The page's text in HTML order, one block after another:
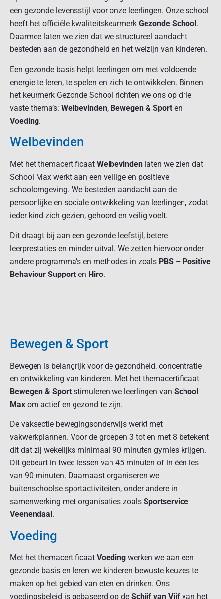
een gezonde levensstijl voor onze leerlingen. Onze school
heeft het officiële kwaliteitskeurmerk Gezonde School .
Daarmee laten we zien dat we structureel aandacht
besteden aan de gezondheid en het welzijn van kinderen.
Een gezonde basis helpt leerlingen om met voldoende
energie te leren, te spelen en zich te ontwikkelen. Binnen
het keurmerk Gezonde School richten we ons op drie
vaste thema’s: Welbevinden, Bewegen & Sport en
Voeding.
Welbevinden
Met het themacertificaat Welbevinden laten we zien dat
School Max werkt aan een veilige en positieve
schoolomgeving. We besteden aandacht aan de
persoonlijke en sociale ontwikkeling van leerlingen, zodat
ieder kind zich gezien, gehoord en veilig voelt.
Dit draagt bij aan een gezonde leefstijl, betere
leerprestaties en minder uitval. We zetten hiervoor onder
andere programma’s en methodes in zoals PBS – Positive
Behaviour Support en Hiro.
Bewegen & Sport
Bewegen is belangrijk voor de gezondheid, concentratie
en ontwikkeling van kinderen. Met het themacertificaat
Bewegen & Sport stimuleren we leerlingen van School
Max om actief en gezond te zijn.
De vaksectie bewegingsonderwijs werkt met
vakwerkplannen. Voor de groepen 3 tot en met 8 betekent
dit dat zij wekelijks minimaal 90 minuten gymles krijgen.
Dit gebeurt in twee lessen van 45 minuten of in één les
van 90 minuten. Daarnaast organiseren we
buitenschoolse sportactiviteiten, onder andere in
samenwerking met organisaties zoals Sportservice
Veenendaal .
Voeding
Met het themacertificaat Voeding werken we aan een
gezonde basis en leren we kinderen bewuste keuzes te
maken op het gebied van eten en drinken. Ons
voedingsbeleid is gebaseerd op de Schijf van Vijf van het